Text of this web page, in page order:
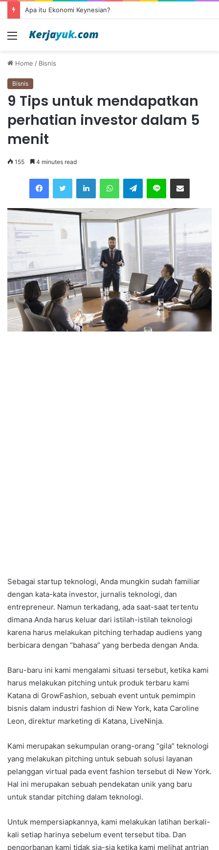
Apa itu Ekonomi Keynesian?
Menu
Home / Bisnis
Bisnis
9 Tips untuk mendapatkan
perhatian investor dalam 5
menit
155 4 minutes read
Telegram
Sebagai startup teknologi, Anda mungkin sudah familiar
dengan kata-kata investor, jurnalis teknologi, dan
entrepreneur. Namun terkadang, ada saat-saat tertentu
dimana Anda harus keluar dari istilah-istilah teknologi
karena harus melakukan pitching terhadap audiens yang
berbicara dengan “bahasa” yang berbeda dengan Anda.
Baru-baru ini kami mengalami situasi tersebut, ketika kami
harus melakukan pitching untuk produk terbaru kami
Katana di GrowFashion, sebuah event untuk pemimpin
bisnis dalam industri fashion di New York, kata Caroline
Leon, direktur marketing di Katana, LiveNinja.
Kami merupakan sekumpulan orang-orang “gila” teknologi
yang melakukan pitching untuk sebuah solusi layanan
pelanggan virtual pada event fashion tersebut di New York.
Hal ini merupakan sebuah pendekatan unik yang baru
untuk standar pitching dalam teknologi.
Untuk mempersiapkannya, kami melakukan latihan berkali-
kali setiap harinya sebelum event tersebut tiba. Dan
pengorbanan kami tidak sia-sia ketika kami melihat antrian